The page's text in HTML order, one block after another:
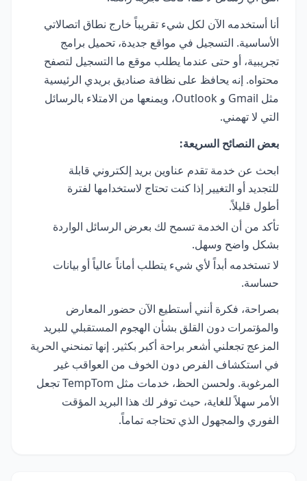
أنا أستخدمه الآن لكل شيء تقريباً خارج نطاق اتصالاتي
الأساسية. التسجيل في مواقع جديدة، تحميل برامج
تجريبية، أو حتى عندما يطلب موقع ما التسجيل لتصفح
محتواه. إنه يحافظ على نظافة صناديق بريدي الرئيسية
مثل Gmail و Outlook، ويمنعها من الامتلاء بالرسائل
التي لا تهمني.
بعض النصائح السريعة:
ابحث عن خدمة تقدم عناوين بريد إلكتروني قابلة
للتجديد أو التغيير إذا كنت تحتاج لاستخدامها لفترة
أطول قليلاً.
تأكد من أن الخدمة تسمح لك بعرض الرسائل الواردة
بشكل واضح وسهل.
لا تستخدمه أبداً لأي شيء يتطلب أماناً عالياً أو بيانات
حساسة.
بصراحة، فكرة أنني أستطيع الآن حضور المعارض
والمؤتمرات دون القلق بشأن الهجوم المستقبلي للبريد
المزعج تجعلني أشعر براحة أكبر بكثير. إنها تمنحني الحرية
في استكشاف الفرص دون الخوف من العواقب غير
المرغوبة. ولحسن الحظ، خدمات مثل TempTom تجعل
الأمر سهلاً للغاية، حيث توفر لك هذا البريد المؤقت
الفوري والمجهول الذي تحتاجه تماماً.